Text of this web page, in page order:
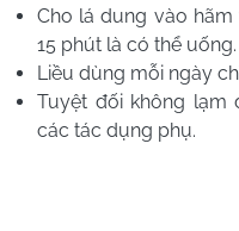
Cho lá dung vào
15 phút là có thể uống.
Liều dùng mỗi ngày
Tuyệt đối không lạm
các tác dụng phụ.